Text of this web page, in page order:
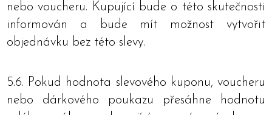
nebo voucheru. Kupující bude o této skutečnosti
informován a bude mít možnost vytvořit
objednávku bez této slevy.
5.6. Pokud hodnota slevového kuponu, voucheru
nebo dárkového poukazu přesáhne hodnotu